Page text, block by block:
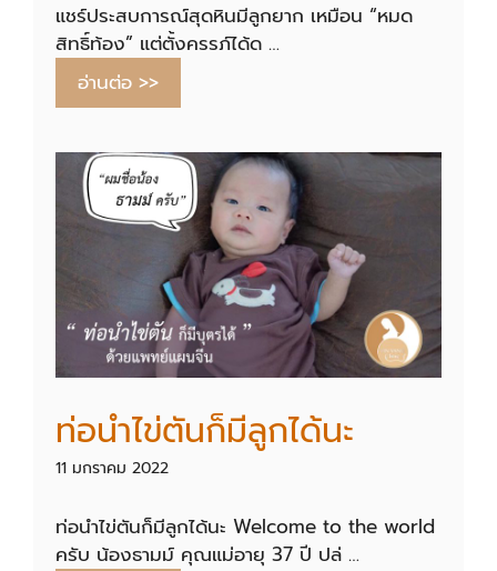
แชร์ประสบการณ์สุดหินมีลูกยาก เหมือน “หมด
สิทธิ์ท้อง” แต่ตั้งครรภ์ได้ด …
อ่านต่อ >>
ท่อนำไข่ตันก็มีลูกได้นะ
11 มกราคม 2022
ท่อนำไข่ตันก็มีลูกได้นะ Welcome to the world
ครับ น้องธามม์ คุณแม่อายุ 37 ปี ปล่ …